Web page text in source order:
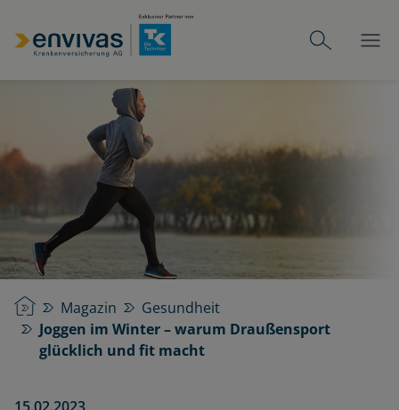
StartseiteMagazin
Gesundheit
Joggen im Winter – warum Draußensport
glücklich und fit macht